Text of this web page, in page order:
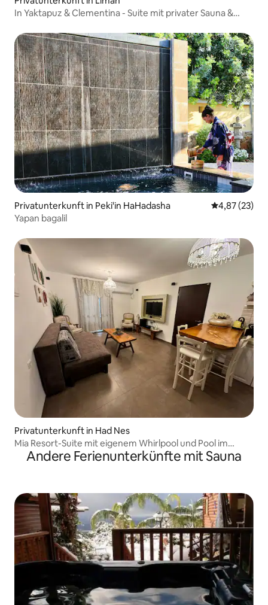
In Yaktapuz & Clementina - Suite mit privater Sauna &
Privatunterkunft in Peki'in HaHadasha
4,87 (23)
Yapan bagalil
Privatunterkunft in Had Nes
Mia Resort-Suite mit eigenem Whirlpool und Pool im
Komplex
Andere Ferienunterkünfte mit Sauna